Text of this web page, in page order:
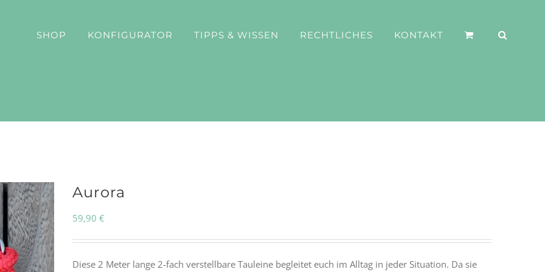
SHOP KONFIGURATOR TIPPS & WISSEN RECHTLICHES KONTAKT
Aurora
59,90 €
Diese 2 Meter lange 2-fach verstellbare Tauleine begleitet euch im Alltag in jeder Situation. Da sie